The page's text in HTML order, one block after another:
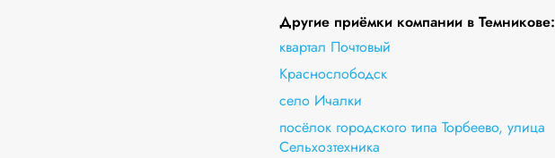
Другие приёмки компании в Темникове:
квартал Почтовый
Краснослободск
село Ичалки
посёлок городского типа Торбеево, улица
Сельхозтехника